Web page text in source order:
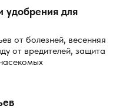
удобрения для
от болезней, весенняя
от вредителей, защита